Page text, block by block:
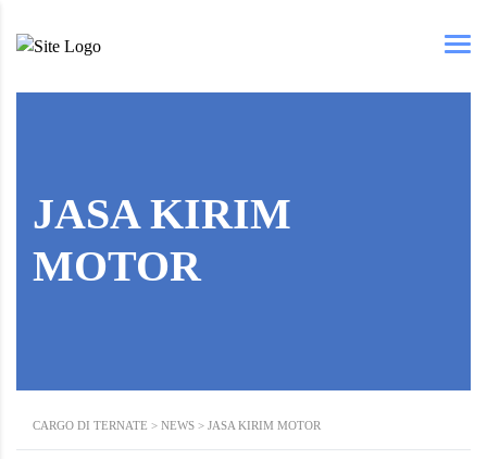
JASA KIRIM
MOTOR
CARGO DI TERNATE > NEWS > JASA KIRIM MOTOR